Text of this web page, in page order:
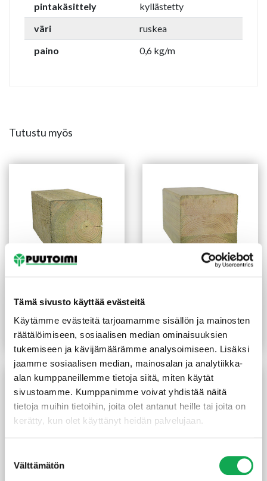
Tämä sivusto käyttää evästeitä
Käytämme evästeitä tarjoamamme sisällön ja mainosten
räätälöimiseen, sosiaalisen median ominaisuuksien
tukemiseen ja kävijämäärämme analysoimiseen. Lisäksi
jaamme sosiaalisen median, mainosalan ja analytiikka-
alan kumppaneillemme tietoja siitä, miten käytät
sivustoamme. Kumppanimme voivat yhdistää näitä
tietoja muihin tietoihin, joita olet antanut heille tai joita on
kerätty, kun olet käyttänyt heidän palvelujaan.
valinta
Välttämätön
pintakäsittely
kyllästetty
väri
ruskea
paino
0,6 kg/m
Tutustu myös
100x100x6000 mm
53,00€/kpl(8,83 €/m)
Lue lisää
115x115x3000 mm
65,00€/kpl(21,67 €/m)
Lue lisää